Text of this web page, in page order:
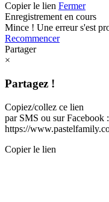
Copier le lien Fermer
Enregistrement en cours
Mince ! Une erreur s'est
Recommencer
Partager
×
Partagez !
Copiez/collez ce lien
par SMS ou sur Facebook :
https://
Copier le lien